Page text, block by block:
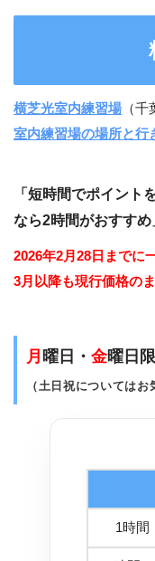
横芝光室内練習場 （
室内練習場の場所と
「短時間でポイント
なら2時間がおすすめ
2026年2月28日までに
3月以降も現行価格の
月 曜日・ 金曜日
（土日祝についてはお
1時間